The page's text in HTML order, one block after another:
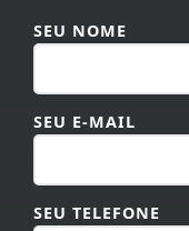
SEU NOME
SEU E-MAIL
SEU TELEFONE